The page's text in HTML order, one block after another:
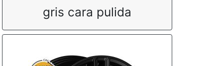
gris cara pulida